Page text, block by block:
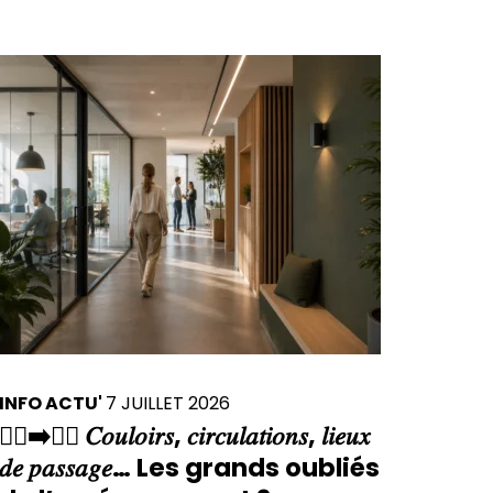
INFO ACTU' 7 JUILLET 2026
🚶‍♀️➡️🚶‍♂️ 𝐶𝑜𝑢𝑙𝑜𝑖𝑟𝑠, 𝑐𝑖𝑟𝑐𝑢𝑙𝑎𝑡𝑖𝑜𝑛𝑠, 𝑙𝑖𝑒𝑢𝑥
𝑑𝑒 𝑝𝑎𝑠𝑠𝑎𝑔𝑒… Les grands oubliés